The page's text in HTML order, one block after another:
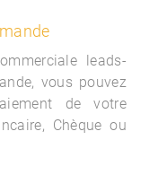
leads-
vous pouvez
de votre
Chèque ou